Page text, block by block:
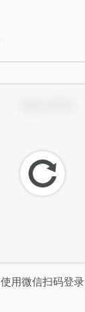
使用微信扫码登录
刷
新